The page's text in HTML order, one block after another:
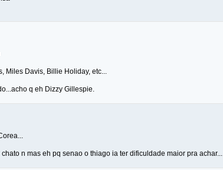
Miles Davis, Billie Holiday, etc...
q eh Dizzy Gillespie.
chato n mas eh pq senao o thiago ia ter dificuldade maior pra achar...